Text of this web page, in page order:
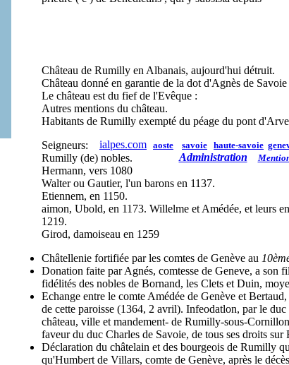
ialpes.com aoste savoie haute-savoie
Administration
Château de Rumilly en Albanais, aujourd'hui détruit.
Château donné en garantie de la dot d'Agnès de Savoie
Le château est du fief de l'Evêque :
Autres mentions du château.
Habitants de Rumilly exempté du péage du pont
Seigneurs:
Rumilly (de) nobles.
Hermann, vers 1080
Walter ou Gautier, l'un barons en 1137.
Etiennem, en 1150.
aimon, Ubold, en 1173. Willelme et Amédée, et leurs
1219.
Girod, damoiseau en 1259
Châtellenie fortifiée par les comtes de Genève au
Donation faite par Agnés, comtesse de Geneve, a son
fidélités des nobles de Bornand, les Clets et Duin,
Echange entre le comte Amédée de Genève et
de cette paroisse (1364, 2 avril). Infeodatlon, par le
château, ville et mandement- de Rumilly-sous-
faveur du duc Charles de Savoie, de tous ses droits
Déclaration du châtelain et des bourgeois de Rumilly
qu'Humbert de Villars, comte de Genève, après le